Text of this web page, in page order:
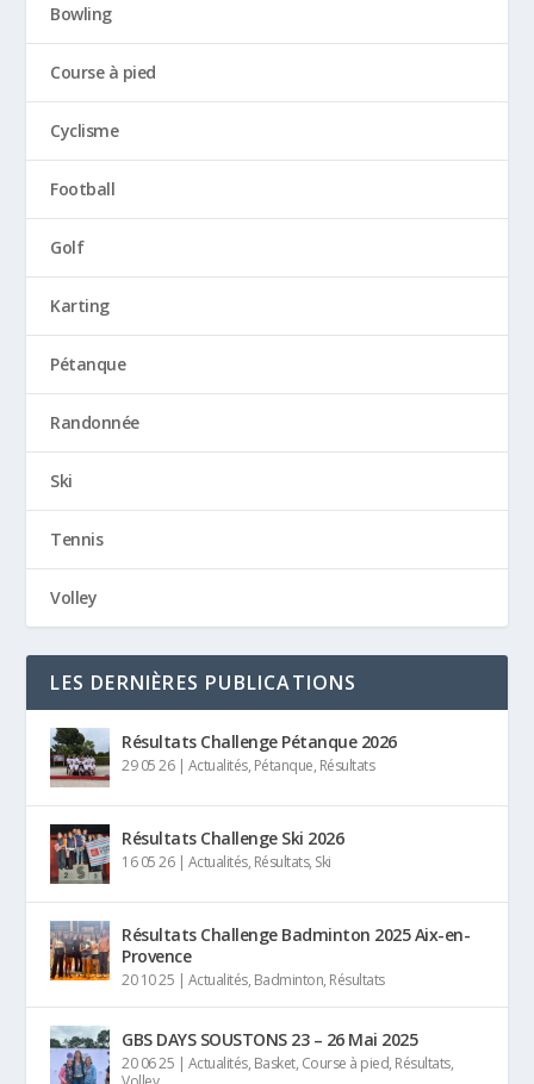
Bowling
Course à pied
Cyclisme
Football
Golf
Karting
Pétanque
Randonnée
Ski
Tennis
Volley
LES DERNIÈRES PUBLICATIONS
Résultats Challenge Pétanque 2026
29 05 26| Actualités, Pétanque, Résultats
Résultats Challenge Ski 2026
16 05 26| Actualités, Résultats, Ski
Résultats Challenge Badminton 2025 Aix-en-
Provence
20 10 25 | Actualités, Badminton, Résultats
GBS DAYS SOUSTONS 23 – 26 Mai 2025
20 06 25 | Actualités, Basket, Course à pied, Résultats,